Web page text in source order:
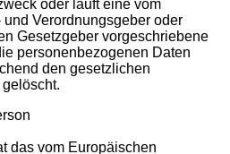
oder läuft eine vom
Verordnungsgeber oder
Gesetzgeber vorgeschriebene
personenbezogenen Daten
den gesetzlichen
das vom Europäischen